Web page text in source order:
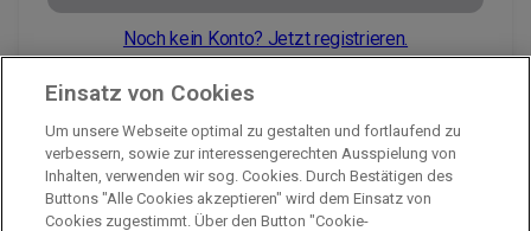
Noch kein Konto? Jetzt registrieren.
Impressum
Unternehmen
Arbeiten bei PAYBACK
Einsatz von Cookies
Um unsere Webseite optimal zu gestalten und fortlaufend zu
verbessern, sowie zur interessengerechten Ausspielung von
Inhalten, verwenden wir sog. Cookies. Durch Bestätigen des
Buttons "Alle Cookies akzeptieren" wird dem Einsatz von
Cookies zugestimmt. Über den Button "Cookie-